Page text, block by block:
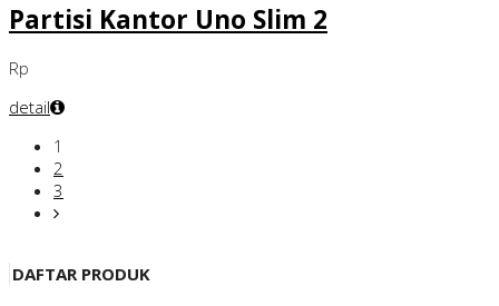
Partisi Kantor Uno Slim 2
Rp
detail
1
2
3
DAFTAR PRODUK